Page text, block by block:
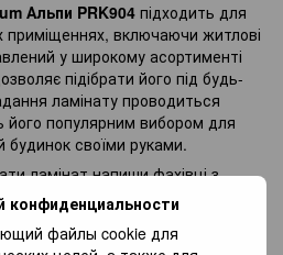
файлы cookie для
Альпи PRK904 підходить для
приміщеннях, включаючи житлові
у широкому асортименті
підібрати його під будь-
ламінату проводиться
його популярним вибором для
будинок своїми руками.
ламінат напиши фахівці з
Виборі, так само у Вас є
для підлоги в оплату
платежами протягом 3